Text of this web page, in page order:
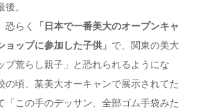
。
恐らく
「日本で一番美大のオープンキャ
ップに参加した子供」 で、関東の美大
プ荒らし親子」と恐れられるようにな
の頃、某美大オーキャンで展示されてた
「この手のデッサン、全部ゴム手袋みた